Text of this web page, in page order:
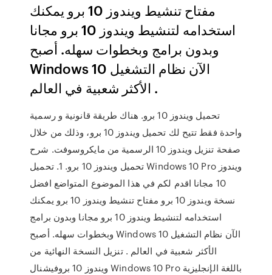
مفتاح تنشيط ويندوز 10 برو يمكنك
استخدامه لتنشيط ويندوز 10 برو مجانا
وبدون برامج وبخطوات سهله. أصبح
Windows 10 الآن نظام التشغيل
الأكثر شعبية في العالم .
تحميل ويندوز 10 برو. هناك طريقة قانونية و رسمية
واحدة فقط تتيح لك تحميل ويندوز 10 برو، وذلك من خلال
صفحة تنزيل ويندوز 10 الرسمية من مايكروسوفت. شرح
تحميل ويندوز 10 برو. 1. تحميل Windows 10 Pro ويندوز
10 مجانا اقدم لكم في هذا الموضوع المتواضع افضل
نسخة ويندوز 10 برو مفتاح تنشيط ويندوز 10 برو يمكنك
استخدامه لتنشيط ويندوز 10 برو مجانا وبدون برامج
وبخطوات سهله. أصبح Windows 10 الآن نظام التشغيل
الأكثر شعبية في العالم . تنزيل النسخة النهائية من
ويندوز 10 بروفيشنال Windows 10 Pro باللغة الإنجليزية